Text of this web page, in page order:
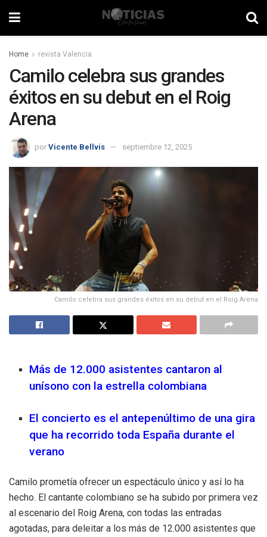
Home revista Valencia
Camilo celebra sus grandes
éxitos en su debut en el Roig
Arena
por Vicente Bellvis septiembre 12, 2025
Camilo celebra sus grandes éxitos en su debut en el Roig Arena
Más de 12.000 asistentes cantaron al
unísono con la estrella colombiana
El concierto es el antepenúltimo de una gira
que ha recorrido toda España durante el
verano
Camilo prometía ofrecer un espectáculo único y así lo ha
hecho. El cantante colombiano se ha subido por primera vez
al escenario del Roig Arena, con todas las entradas
agotadas, para deleitar a los más de 12.000 asistentes que